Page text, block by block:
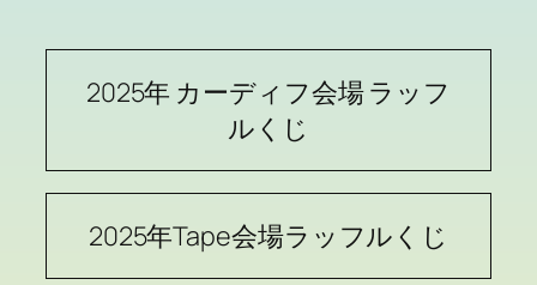
2025年 カーディフ会場 ラッフ
ルくじ
2025年Tape会場ラッフルくじ